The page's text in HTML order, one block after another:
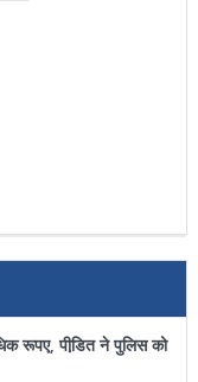
रूपए, पीडि़त ने पुलिस को